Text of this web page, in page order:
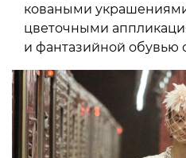
коваными
цветочными
и фантазийной обувью